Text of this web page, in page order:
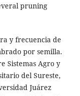
pruning
y frecuencia de
por semilla.
Sistemas Agro y
del Sureste,
Juárez